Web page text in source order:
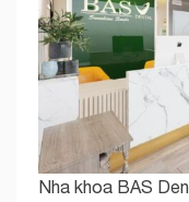
Nha khoa BAS